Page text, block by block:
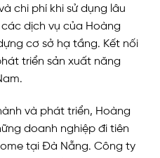
chi phí khi sử dụng lâu
dịch vụ của Hoàng
cơ sở hạ tầng. Kết nối
triển sản xuất năng
và phát triển, Hoàng
doanh nghiệp đi tiên
tại Đà Nẵng. Công ty